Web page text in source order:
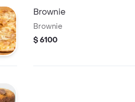
Brownie
Brownie
$ 6100